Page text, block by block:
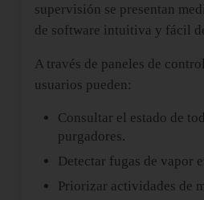
supervisión se presentan
de software intuitiva y fácil
A través de paneles de
usuarios pueden:
Consultar el estado de
purgadores.
Detectar fugas de vapor
Priorizar actividades de